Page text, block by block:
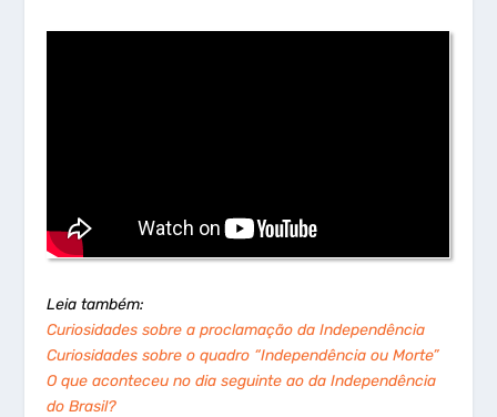
Leia também:
Curiosidades sobre a proclamação da Independência
Curiosidades sobre o quadro “Independência ou Morte”
O que aconteceu no dia seguinte ao da Independência
do Brasil?